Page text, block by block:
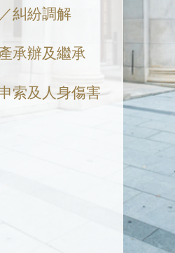
糾紛調解
承辦及繼承
索及人身傷害